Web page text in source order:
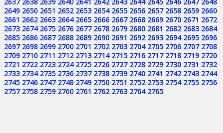
2649 2650 2651 2652 2653 2654 2655 2656 2657 2658 2659 2660
2661 2662 2663 2664 2665 2666 2667 2668 2669 2670 2671 2672
2673 2674 2675 2676 2677 2678 2679 2680 2681 2682 2683 2684
2685 2686 2687 2688 2689 2690 2691 2692 2693 2694 2695 2696
2697 2698 2699 2700 2701 2702 2703 2704 2705 2706 2707 2708
2709 2710 2711 2712 2713 2714 2715 2716 2717 2718 2719 2720
2721 2722 2723 2724 2725 2726 2727 2728 2729 2730 2731 2732
2733 2734 2735 2736 2737 2738 2739 2740 2741 2742 2743 2744
2745 2746 2747 2748 2749 2750 2751 2752 2753 2754 2755 2756
2757 2758 2759 2760 2761 2762 2763 2764 2765